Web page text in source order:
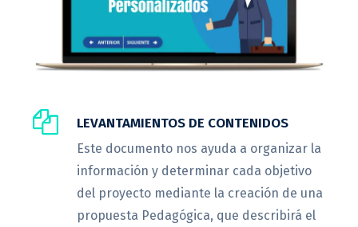
LEVANTAMIENTOS DE CONTENIDOS
Este documento nos ayuda a organizar la
información y determinar cada objetivo
del proyecto mediante la creación de una
propuesta Pedagógica, que describirá el